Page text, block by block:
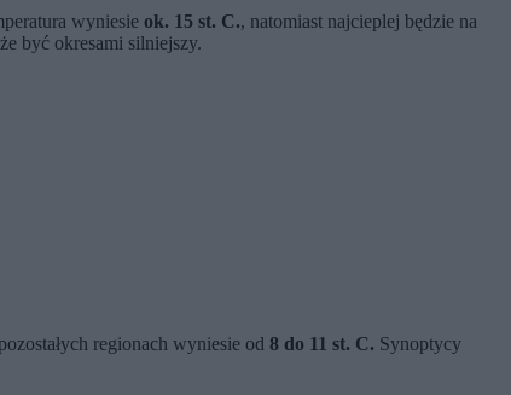
wyniesie ok. 15 st. C., natomiast najcieplej będzie na
być okresami silniejszy.
regionach wyniesie od 8 do 11 st. C. Synoptycy